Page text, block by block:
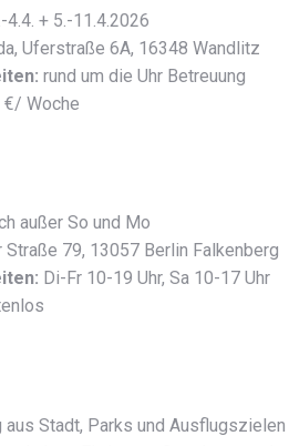
4.4. + 5.-11.4.2026
Uferstraße 6A, 16348 Wandlitz
rund um die Uhr Betreuung
€/ Woche
außer So und Mo
Straße 79, 13057 Berlin Falkenberg
Di-Fr 10-19 Uhr, Sa 10-17 Uhr
Stadt, Parks und Ausflugszielen